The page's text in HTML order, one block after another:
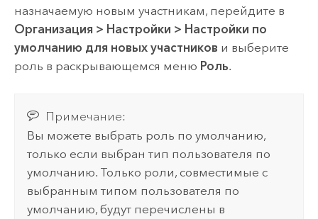
назначаемую новым участникам, перейдите в
Организация > Настройки > Настройки по
умолчанию для новых участников и выберите
роль в раскрывающемся меню Роль.
Примечание:
Вы можете выбрать роль по умолчанию,
только если выбран тип пользователя по
умолчанию. Только роли, совместимые с
выбранным типом пользователя по
умолчанию, будут перечислены в